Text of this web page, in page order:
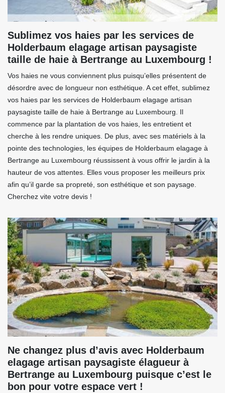
Sublimez vos haies par les services de
Holderbaum elagage artisan paysagiste
taille de haie à Bertrange au Luxembourg !
Vos haies ne vous conviennent plus puisqu’elles présentent de
désordre avec de longueur non esthétique. A cet effet, sublimez
vos haies par les services de Holderbaum elagage artisan
paysagiste taille de haie à Bertrange au Luxembourg. Il
commence par la plantation de vos haies, les entretient et
cherche à les rendre uniques. De plus, avec ses matériels à la
pointe des technologies, les équipes de Holderbaum elagage à
Bertrange au Luxembourg réussissent à vous offrir le jardin à la
hauteur de vos attentes. Elles vous proposer les meilleurs prix
afin qu’il garde sa propreté, son esthétique et son paysage.
Cherchez vite votre devis !
Ne changez plus d’avis avec Holderbaum
elagage artisan paysagiste élagueur à
Bertrange au Luxembourg puisque c’est le
bon pour votre espace vert !